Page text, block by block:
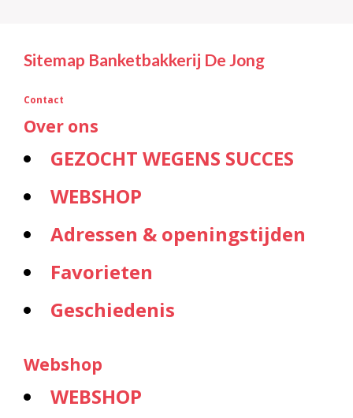
Sitemap Banketbakkerij De Jong
Contact
Over ons
GEZOCHT WEGENS SUCCES
WEBSHOP
Adressen & openingstijden
Favorieten
Geschiedenis
Webshop
WEBSHOP